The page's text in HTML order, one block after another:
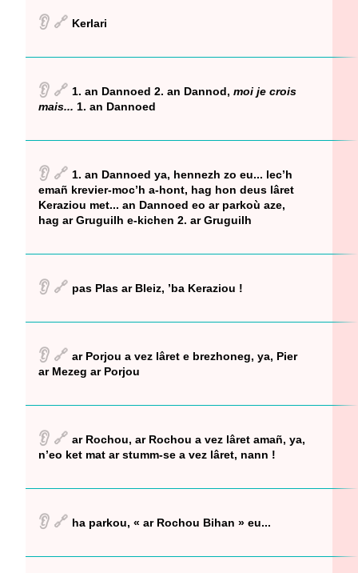
👂 🔗 Kerlari
👂 🔗 1. an Dannoed 2. an Dannod, moi je crois
mais... 1. an Dannoed
👂 🔗 1. an Dannoed ya, hennezh zo eu... lec’h
emañ krevier-moc’h a-hont, hag hon deus lâret
Keraziou met... an Dannoed eo ar parkoù aze,
hag ar Gruguilh e-kichen 2. ar Gruguilh
👂 🔗 pas Plas ar Bleiz, ’ba Keraziou !
👂 🔗 ar Porjou a vez lâret e brezhoneg, ya, Pier
ar Mezeg ar Porjou
👂 🔗 ar Rochou, ar Rochou a vez lâret amañ, ya,
n’eo ket mat ar stumm-se a vez lâret, nann !
👂 🔗 ha parkou, « ar Rochou Bihan » eu...